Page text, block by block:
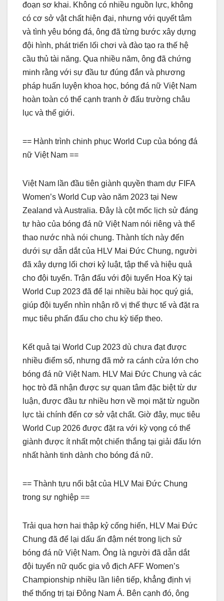
đoạn sơ khai. Không có nhiều nguồn lực, không
có cơ sở vật chất hiện đại, nhưng với quyết tâm
và tình yêu bóng đá, ông đã từng bước xây dựng
đội hình, phát triển lối chơi và đào tạo ra thế hệ
cầu thủ tài năng. Qua nhiều năm, ông đã chứng
minh rằng với sự đầu tư đúng đắn và phương
pháp huấn luyện khoa học, bóng đá nữ Việt Nam
hoàn toàn có thể cạnh tranh ở đấu trường châu
lục và thế giới.
== Hành trình chinh phục World Cup của bóng đá
nữ Việt Nam ==
Việt Nam lần đầu tiên giành quyền tham dự FIFA
Women’s World Cup vào năm 2023 tại New
Zealand và Australia. Đây là cột mốc lịch sử đáng
tự hào của bóng đá nữ Việt Nam nói riêng và thể
thao nước nhà nói chung. Thành tích này đến
dưới sự dẫn dắt của HLV Mai Đức Chung, người
đã xây dựng lối chơi kỷ luật, tập thể và hiệu quả
cho đội tuyển. Trận đấu với đội tuyển Hoa Kỳ tại
World Cup 2023 đã để lại nhiều bài học quý giá,
giúp đội tuyển nhìn nhận rõ vị thế thực tế và đặt ra
mục tiêu phấn đấu cho chu kỳ tiếp theo.
Kết quả tại World Cup 2023 dù chưa đạt được
nhiều điểm số, nhưng đã mở ra cánh cửa lớn cho
bóng đá nữ Việt Nam. HLV Mai Đức Chung và các
học trò đã nhận được sự quan tâm đặc biệt từ dư
luận, được đầu tư nhiều hơn về mọi mặt từ nguồn
lực tài chính đến cơ sở vật chất. Giờ đây, mục tiêu
World Cup 2026 được đặt ra với kỳ vọng có thể
giành được ít nhất một chiến thắng tại giải đấu lớn
nhất hành tinh dành cho bóng đá nữ.
== Thành tựu nổi bật của HLV Mai Đức Chung
trong sự nghiệp ==
Trải qua hơn hai thập kỷ cống hiến, HLV Mai Đức
Chung đã để lại dấu ấn đậm nét trong lịch sử
bóng đá nữ Việt Nam. Ông là người đã dẫn dắt
đội tuyển nữ quốc gia vô địch AFF Women’s
Championship nhiều lần liên tiếp, khẳng định vị
thế thống trị tại Đông Nam Á. Bên cạnh đó, ông